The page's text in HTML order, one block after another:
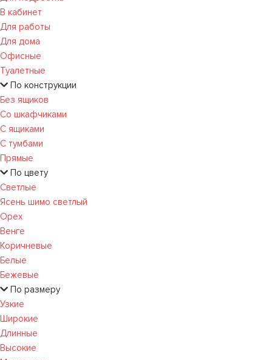
В кабинет
Для работы
Для дома
Офисные
Туалетные
По конструкции
Без ящиков
Со шкафчиками
С ящиками
С тумбами
Прямые
По цвету
Светлые
Ясень шимо светлый
Орех
Венге
Коричневые
Белые
Бежевые
По размеру
Узкие
Широкие
Длинные
Высокие